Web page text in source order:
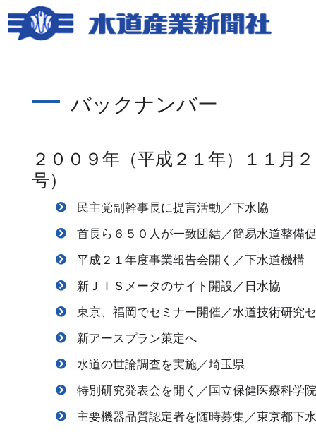
バックナンバー
２００９年（平成２１年）１１月
号）
民主党副幹事長に提言活動／下水協
首長ら６５０人が一致団結／簡易水道整備
平成２１年度事業報告会開く／下水道機構
新ＪＩＳメータのサイト開設／日水協
東京、福岡でセミナー開催／水道技術研究
新アースプラン策定へ
水道の世論調査を実施／埼玉県
特別研究発表会を開く／国立保健医療科学
主要機器品質認定者を随時募集／東京都下